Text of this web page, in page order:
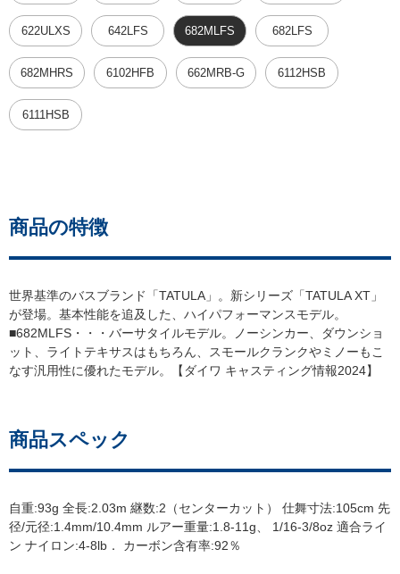
622ULXS 642LFS 682MLFS 682LFS
682MHRS 6102HFB 662MRB-G 6112HSB
6111HSB
商品の特徴
世界基準のバスブランド「TATULA」。新シリーズ「TATULA XT」
が登場。基本性能を追及した、ハイパフォーマンスモデル。
■682MLFS・・・バーサタイルモデル。ノーシンカー、ダウンショ
ット、ライトテキサスはもちろん、スモールクランクやミノーもこ
なす汎用性に優れたモデル。【ダイワ キャスティング情報2024】
商品スペック
自重:93g 全長:2.03m 継数:2（センターカット） 仕舞寸法:105cm 先
径/元径:1.4mm/10.4mm ルアー重量:1.8-11g、 1/16-3/8oz 適合ライ
ン ナイロン:4-8lb． カーボン含有率:92％